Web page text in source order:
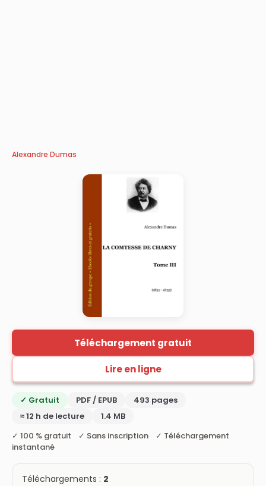
Alexandre Dumas
Téléchargement gratuit
Lire en ligne
✓ Gratuit PDF / EPUB
493 pages
≈ 12 h de lecture
1.4 MB
✓ 100 % gratuit ✓ Sans inscription ✓ Téléchargement
instantané
Téléchargements : 2